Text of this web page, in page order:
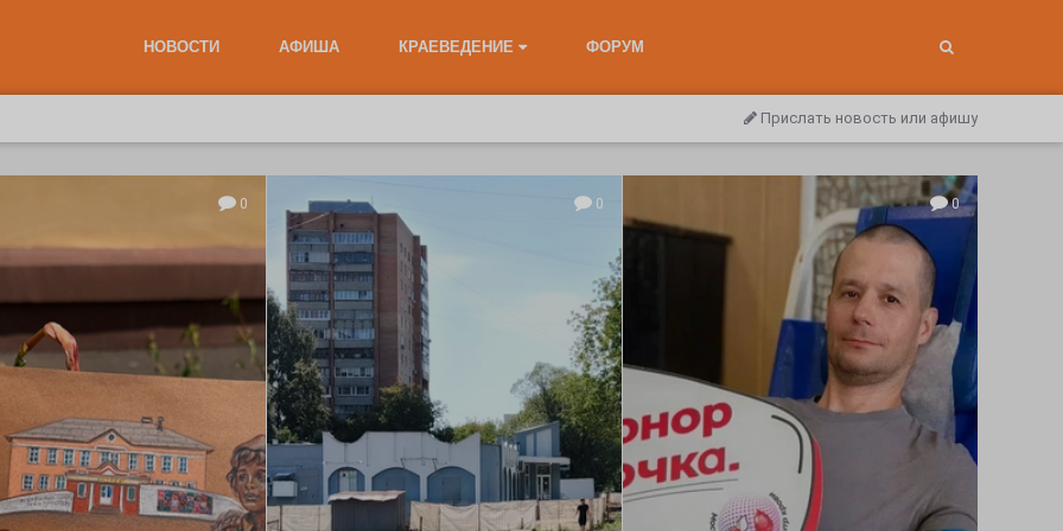
НОВОСТИ АФИША КРАЕВЕДЕНИЕ ФОРУМ
Прислать новость или афишу
0 0 0